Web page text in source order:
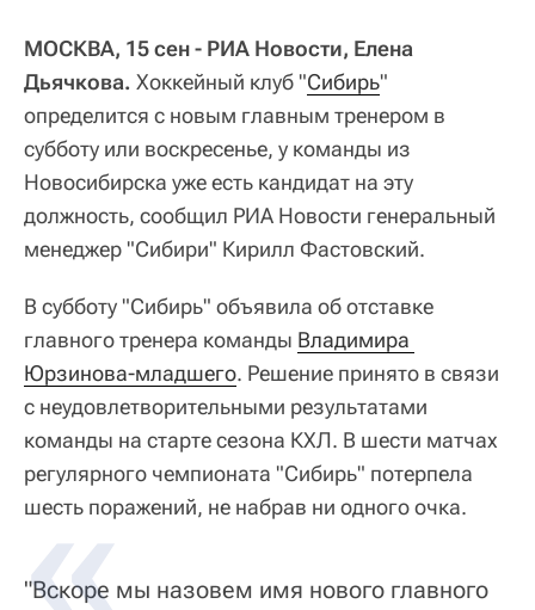
МОСКВА, 15 сен - РИА Новости, Елена
Дьячкова. Хоккейный клуб "Сибирь"
определится с новым главным тренером в
субботу или воскресенье, у команды из
Новосибирска уже есть кандидат на эту
должность, сообщил РИА Новости генеральный
менеджер "Сибири" Кирилл Фастовский.
В субботу "Сибирь" объявила об отставке
главного тренера команды Владимира
Юрзинова-младшего. Решение принято в связи
с неудовлетворительными результатами
команды на старте сезона КХЛ. В шести матчах
регулярного чемпионата "Сибирь" потерпела
шесть поражений, не набрав ни одного очка.
"Вскоре мы назовем имя нового главного